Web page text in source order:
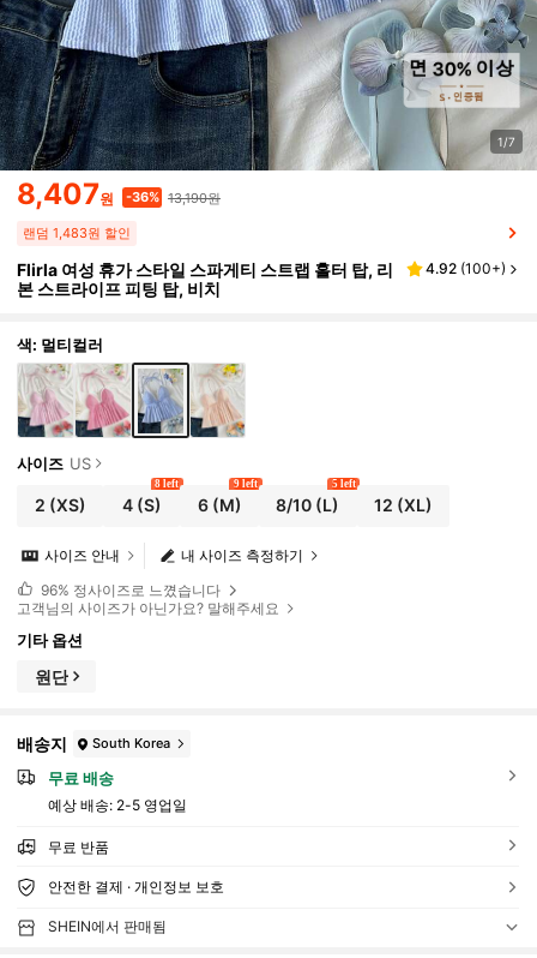
1/7
8,407원 -36% 13,190원
랜덤 1,483원 할인
Flirla 여성 휴가 스타일 스파게티 스트랩 홀터 탑, 리
본 스트라이프 피팅 탑, 비치
4.92 (100+)
색: 멀티컬러
사이즈 US
2 (XS) 4(S)
8 left
6(M)
9 left
8/10 (L)
5 left
12 (XL)
내 사이즈 측정하기
사이즈 안내
96% 정사이즈로 느꼈습니다
고객님의 사이즈가 아닌가요? 말해주세요
기타 옵션
원단
배송지 South Korea
무료 배송
예상 배송: 2-5 영업일
무료 반품
안전한 결제 · 개인정보 보호
SHEIN에서 판매됨